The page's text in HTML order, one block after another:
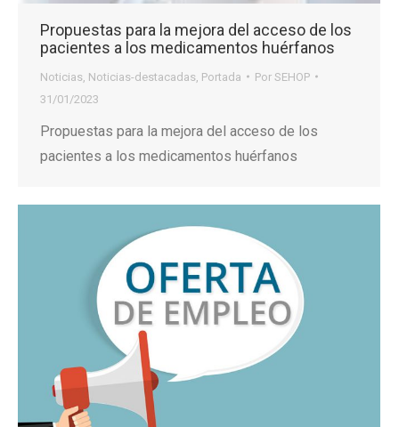
Propuestas para la mejora del acceso de los
pacientes a los medicamentos huérfanos
Noticias Noticias-destacadas Portada Por SEHOP
31/01/2023
Propuestas para la mejora del acceso de los
pacientes a los medicamentos huérfanos